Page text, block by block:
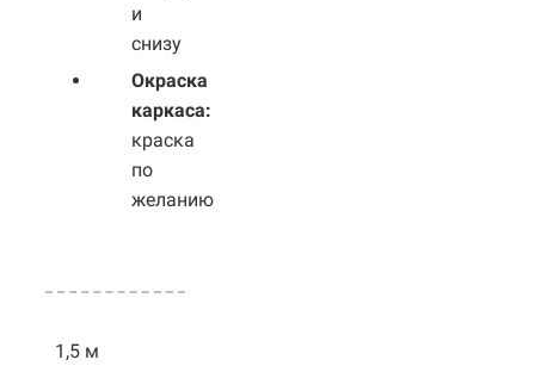
и
снизу
Окраска
каркаса:
краска
по
желанию
1,5 м